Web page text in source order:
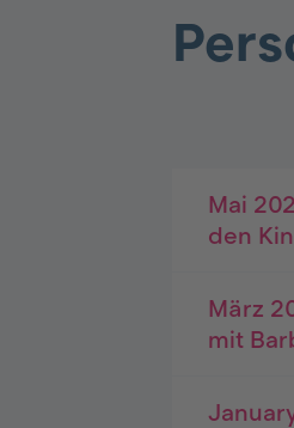
Mai
den
März
mit